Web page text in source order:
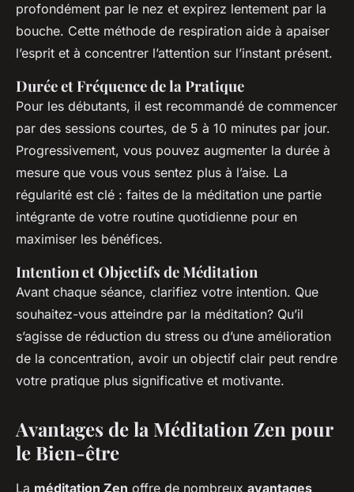
profondément par le nez et expirez lentement par la
bouche. Cette méthode de respiration aide à apaiser
l’esprit et à concentrer l’attention sur l’instant présent.
Durée et Fréquence de la Pratique
Pour les débutants, il est recommandé de commencer
par des sessions courtes, de 5 à 10 minutes par jour.
Progressivement, vous pouvez augmenter la durée à
mesure que vous vous sentez plus à l’aise. La
régularité est clé : faites de la méditation une partie
intégrante de votre routine quotidienne pour en
maximiser les bénéfices.
Intention et Objectifs de Méditation
Avant chaque séance, clarifiez votre intention. Que
souhaitez-vous atteindre par la méditation? Qu’il
s’agisse de réduction du stress ou d’une amélioration
de la concentration, avoir un objectif clair peut rendre
votre pratique plus significative et motivante.
Avantages de la Méditation Zen pour
le Bien-être
La méditation Zen offre de nombreux avantages